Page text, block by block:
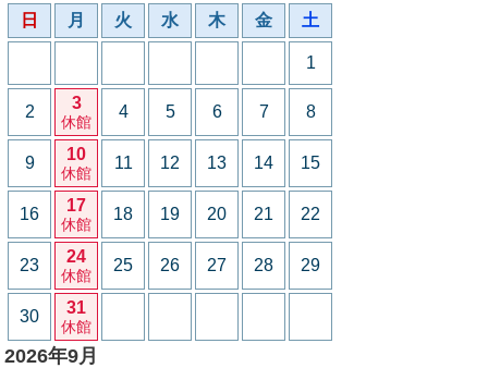
日 月 火 水 木 金 土
1
2 3
休館
4 5 6 7 8
9 10
休館
11 12 13 14 15
16 17
休館
18 19 20 21 22
23 24
休館
25 26 27 28 29
30 31
休館
2026年9月